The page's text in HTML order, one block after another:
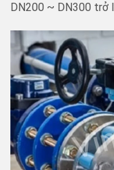
DN200 ~ DN300 trở